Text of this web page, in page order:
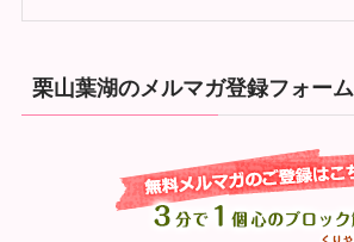
栗山葉湖のメルマガ登録フォーム